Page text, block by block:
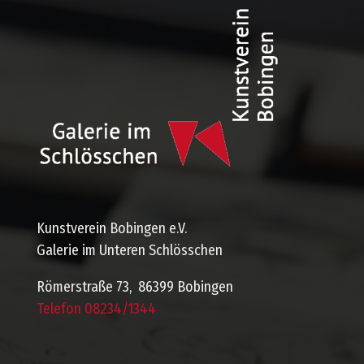
Kunstverein Bobingen e.V.
Galerie im Unteren Schlösschen
Römerstraße 73, 86399 Bobingen
Telefon 08234/1344